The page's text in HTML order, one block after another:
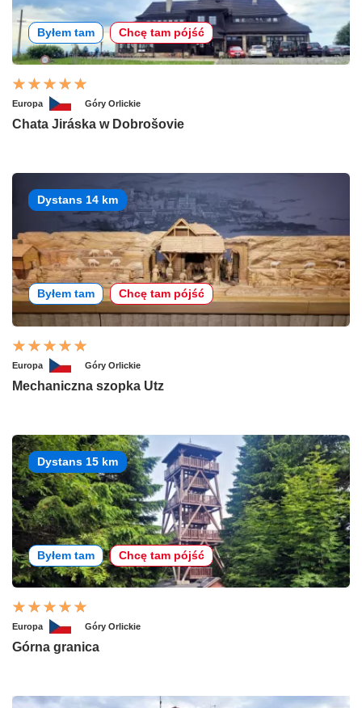
Byłem tam Chcę tam pójść
Europa Góry Orlickie
Chata Jiráska w Dobrošovie
Dystans 14 km
Byłem tam Chcę tam pójść
Europa Góry Orlickie
Mechaniczna szopka Utz
Dystans 15 km
Byłem tam Chcę tam pójść
Europa Góry Orlickie
Górna granica